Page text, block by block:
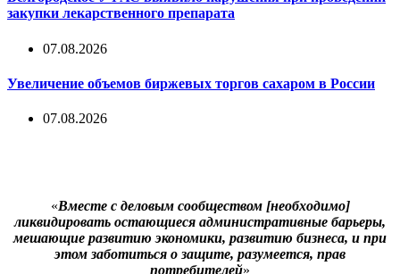
закупки лекарственного препарата
07.08.2026
Увеличение объемов биржевых торгов сахаром в России
07.08.2026
«Вместе с деловым сообществом [необходимо]
ликвидировать остающиеся административные барьеры,
мешающие развитию экономики, развитию бизнеса, и при
этом заботиться о защите, разумеется, прав
потребителей»